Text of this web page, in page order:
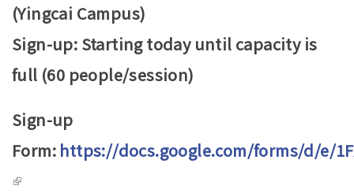
(Yingcai Campus)
Sign-up: Starting today until capacity is
full (60 people/session)
Sign-up
Form: https://docs.google.com/forms/d/e/
(link is external)